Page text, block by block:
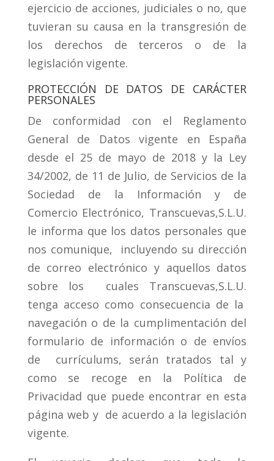
ejercicio de acciones, judiciales o no, que
tuvieran su causa en la transgresión de
los derechos de terceros o de la
legislación vigente.
PROTECCIÓN DE DATOS DE CARÁCTER
PERSONALES
De conformidad con el Reglamento
General de Datos vigente en España
desde el 25 de mayo de 2018 y la Ley
34/2002, de 11 de Julio, de Servicios de la
Sociedad de la Información y de
Comercio Electrónico, Transcuevas,S.L.U.
le informa que los datos personales que
nos comunique, incluyendo su dirección
de correo electrónico y aquellos datos
sobre los cuales Transcuevas,S.L.U.
tenga acceso como consecuencia de la
navegación o de la cumplimentación del
formulario de información o de envíos
de currículums, serán tratados tal y
como se recoge en la Política de
Privacidad que puede encontrar en esta
página web y de acuerdo a la legislación
vigente.